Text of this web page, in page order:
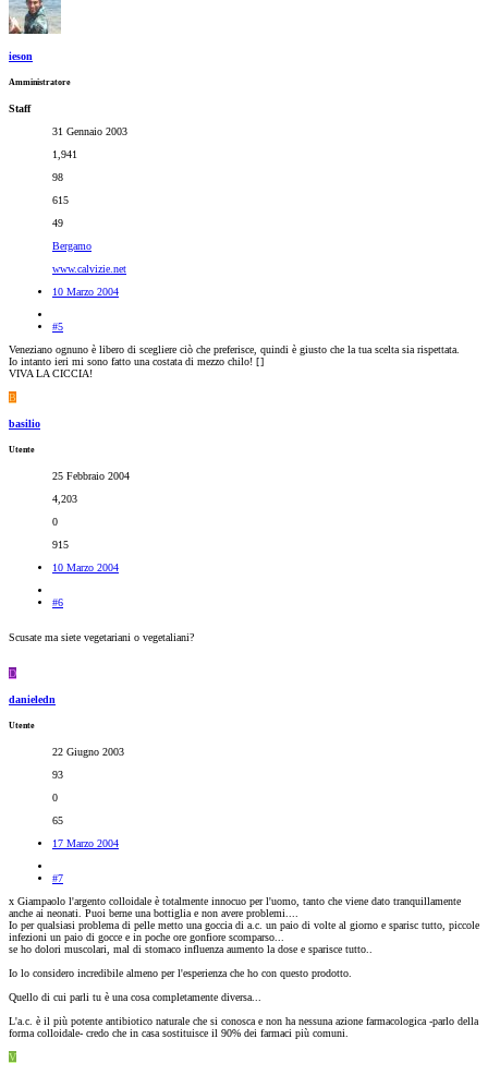
ieson
Amministratore
Staff
31 Gennaio 2003
1,941
98
615
49
Bergamo
www.calvizie.net
10 Marzo 2004
#5
Veneziano ognuno è libero di scegliere ciò che preferisce, quindi è giusto che la tua scelta sia rispettata.
Io intanto ieri mi sono fatto una costata di mezzo chilo! []
VIVA LA CICCIA!
B
basilio
Utente
25 Febbraio 2004
4,203
0
915
10 Marzo 2004
#6
Scusate ma siete vegetariani o vegetaliani?
D
danieledn
Utente
22 Giugno 2003
93
0
65
17 Marzo 2004
#7
x Giampaolo l'argento colloidale è totalmente innocuo per l'uomo, tanto che viene dato tranquillamente
anche ai neonati. Puoi berne una bottiglia e non avere problemi....
Io per qualsiasi problema di pelle metto una goccia di a.c. un paio di volte al giorno e sparisc tutto, piccole
infezioni un paio di gocce e in poche ore gonfiore scomparso...
se ho dolori muscolari, mal di stomaco influenza aumento la dose e sparisce tutto..
Io lo considero incredibile almeno per l'esperienza che ho con questo prodotto.
Quello di cui parli tu è una cosa completamente diversa...
L'a.c. è il più potente antibiotico naturale che si conosca e non ha nessuna azione farmacologica -parlo della
forma colloidale- credo che in casa sostituisce il 90% dei farmaci più comuni.
V